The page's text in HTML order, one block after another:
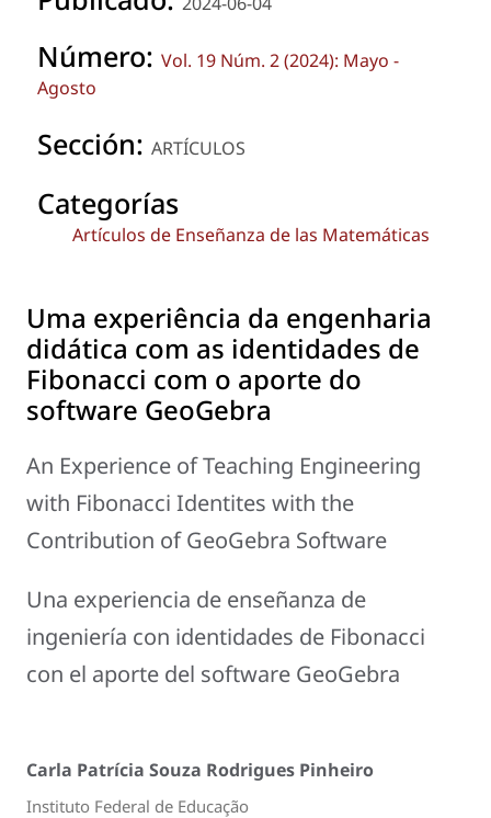
Número: Vol. 19 Núm. 2 (2024): Mayo -
Agosto
Sección: ARTÍCULOS
Categorías
Artículos de Enseñanza de las Matemáticas
Uma experiência da engenharia
didática com as identidades de
Fibonacci com o aporte do
software GeoGebra
An Experience of Teaching Engineering
with Fibonacci Identites with the
Contribution of GeoGebra Software
Una experiencia de enseñanza de
ingeniería con identidades de Fibonacci
con el aporte del software GeoGebra
Carla Patrícia Souza Rodrigues Pinheiro
Instituto Federal de Educação